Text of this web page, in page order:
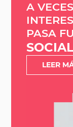
A
PASA
LEER